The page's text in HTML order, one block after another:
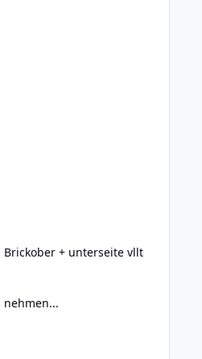
Brickober + unterseite vllt